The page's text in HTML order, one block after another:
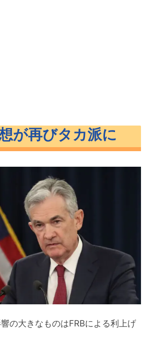
が再びタカ派に
の大きなものはFRBによる利上げ